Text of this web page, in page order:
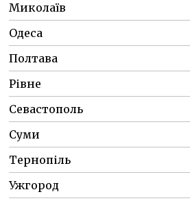
Миколаїв
Одеса
Полтава
Рівне
Севастополь
Суми
Тернопіль
Ужгород